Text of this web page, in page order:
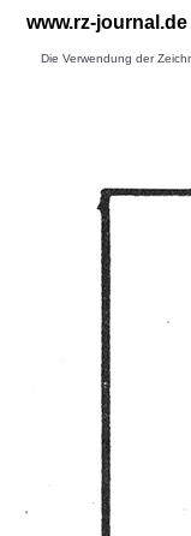
www.rz-
Die Verwendung der